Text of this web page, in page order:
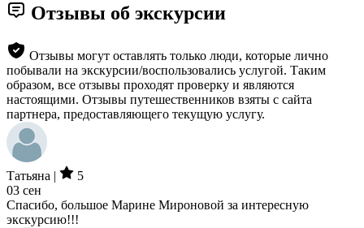
Отзывы об экскурсии
Отзывы могут оставлять только люди, которые лично
побывали на экскурсии/воспользовались услугой. Таким
образом, все отзывы проходят проверку и являются
настоящими. Отзывы путешественников взяты с сайта
партнера, предоставляющего текущую услугу.
Татьяна |
5
03 сен
Спасибо, большое Марине Мироновой за интересную
экскурсию!!!